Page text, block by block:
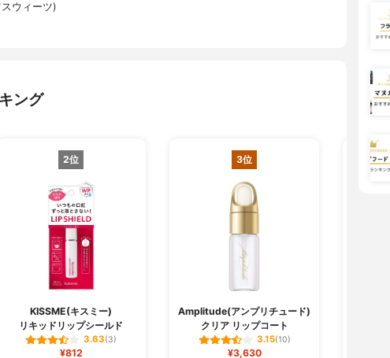
ウィーツ)
ング
2位
KISSME(キスミー)
リキッドリップシールド
3.63(3)
¥812
3位
Amplitude(アンプリチュード)
クリア リップコート
3.15(10)
¥3,630